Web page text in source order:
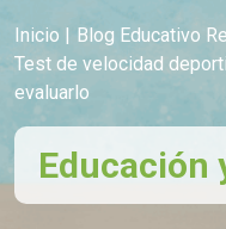
Inicio Blog Educativo
Test de velocidad
evaluarlo
Educación